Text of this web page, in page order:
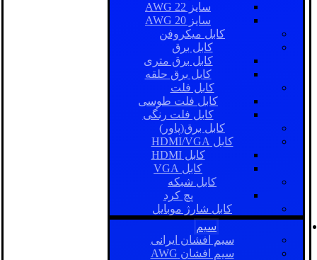
سایز AWG 22
سایز AWG 20
کابل میکروفن
کابل برق
کابل برق متری
کابل برق حلقه
کابل فلت
کابل فلت طوسی
کابل فلت رنگی
کابل برق(پاور)
کابل HDMI/VGA
کابل HDMI
کابل VGA
کابل شبکه
پچ کرد
کابل شارژ موبایل
سیم
سیم افشان ایرانی
سیم افشان AWG